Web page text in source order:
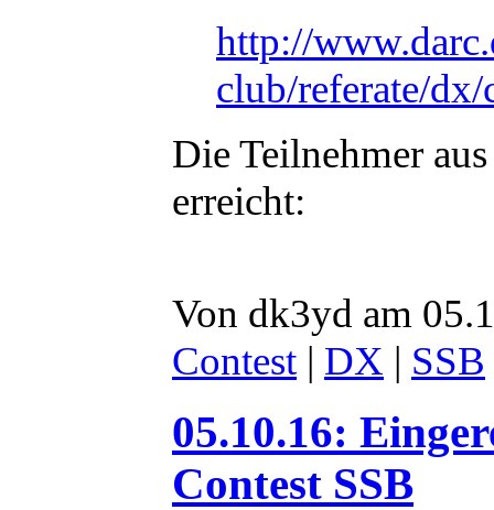
http://
club/referate/
Die Teilnehmer
erreicht:
Von dk3yd am
Contest | DX | SSB
05.10.16:
Contest SSB